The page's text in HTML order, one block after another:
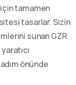
tamamen
tasarlar. Sizin
sunan GZR
önünde